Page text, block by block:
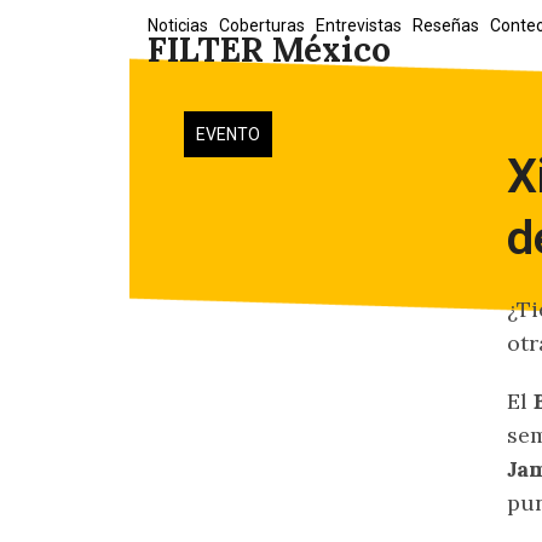
FILTER México
Noticias Coberturas Entrevistas Reseñas
EVENTO
El